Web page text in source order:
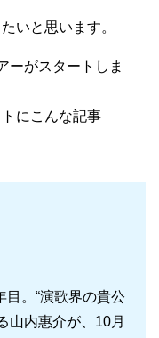
いと思います。
ーがスタートしま
にこんな記事
。“演歌界の貴公
山内惠介が、10月